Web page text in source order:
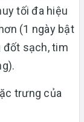
tối đa hiệu
(1 ngày bật
đốt sạch, tim
trưng của